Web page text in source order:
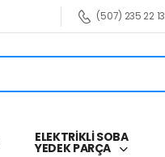
(507) 235 22 13
ELEKTRİKLİ SOBA
YEDEK PARÇA